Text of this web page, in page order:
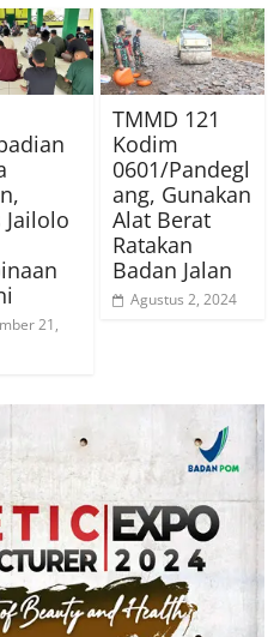
Jailolo
21,
TMMD 121
Kodim
0601/Pandegl
ang, Gunakan
Alat Berat
Ratakan
Badan Jalan
Agustus 2, 2024